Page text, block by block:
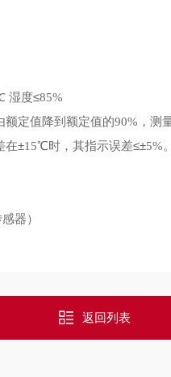
湿度≤85%
额定值降到额定值的90% ，测
在±15℃时，其指示误差≤±5%。
器）
返回列表